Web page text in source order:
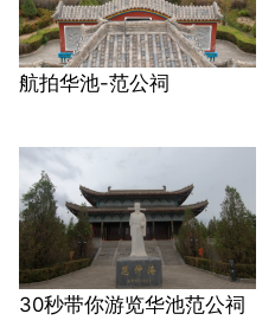
航拍华池-范公祠
30秒带你游览华池范公祠